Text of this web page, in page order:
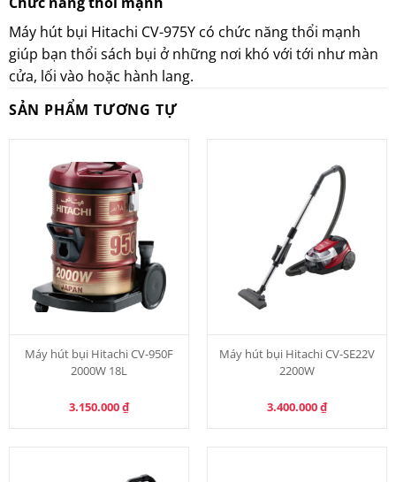
Máy hút bụi Hitachi CV-975Y có chức năng thổi mạnh
giúp bạn thổi sách bụi ở những nơi khó với tới như màn
cửa, lối vào hoặc hành lang.
SẢN PHẨM TƯƠNG TỰ
Máy hút bụi Hitachi CV-950F
2000W 18L
3.150.000₫
Máy hút bụi Hitachi CV-SE22V
2200W
3.400.000₫